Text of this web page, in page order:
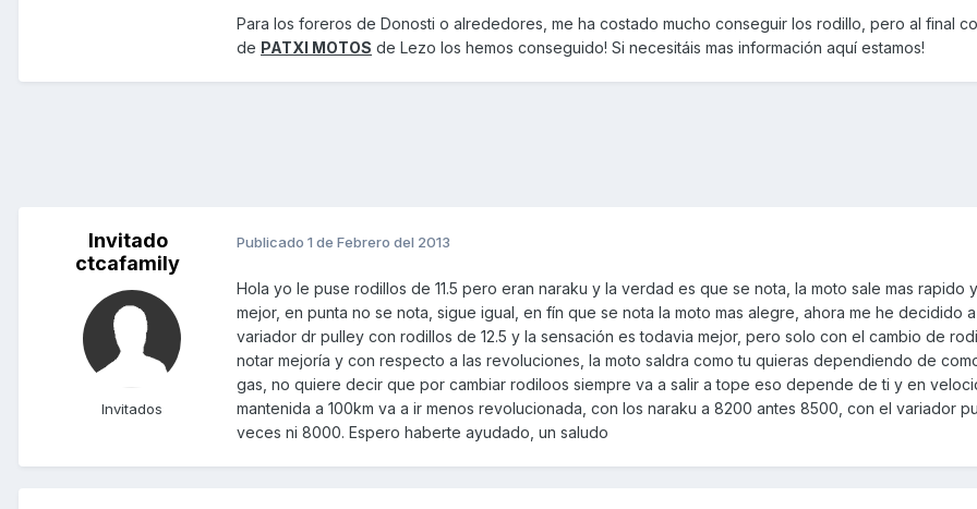
Para los foreros de Donosti o alrededores, me ha costado mucho conseguir los rodillo, pero al final
de PATXI MOTOS de Lezo los hemos conseguido! Si necesitáis mas información aquí estamos!
Invitado
ctcafamily
Invitados
Publicado 1 de Febrero del 2013
Hola yo le puse rodillos de 11.5 pero eran naraku y la verdad es que se nota, la moto sale mas rapido
mejor, en punta no se nota, sigue igual, en fín que se nota la moto mas alegre, ahora me he decidido
variador dr pulley con rodillos de 12.5 y la sensación es todavia mejor, pero solo con el cambio de
notar mejoría y con respecto a las revoluciones, la moto saldra como tu quieras dependiendo de
gas, no quiere decir que por cambiar rodiloos siempre va a salir a tope eso depende de ti y en
mantenida a 100km va a ir menos revolucionada, con los naraku a 8200 antes 8500, con el variador
veces ni 8000. Espero haberte ayudado, un saludo